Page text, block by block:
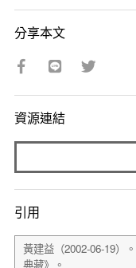
分享本文
資源連結
引用